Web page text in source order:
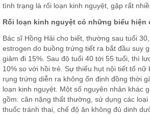
tình trạng là rối loạn kinh nguyệt, gặp rất
Rối loạn kinh nguyệt có những biểu hiện
Bác sĩ Hồng Hải cho biết, thường sau tuổi
estrogen do buồng trứng tiết ra bắt đầu suy
giảm đi 15%. Sau độ tuổi 40 tới 55 tuổi, thì
10% so với hồi trẻ. Sự thiếu hụt nội tiết tố nữ
rụng trứng diễn ra không ổn định đồng thời
loạn kinh nguyệt. Một số nguyên nhân khác
gồm: cân nặng thất thường, sử dụng các loại
thuốc tránh thai, chế độ ăn không đủ dinh